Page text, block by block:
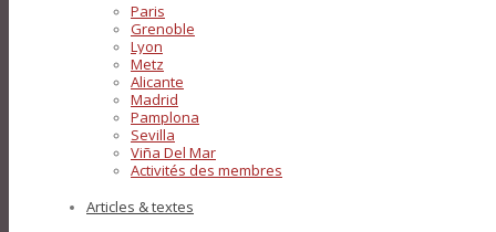
Paris
Grenoble
Lyon
Metz
Alicante
Madrid
Pamplona
Sevilla
Viña Del Mar
Activités des membres
Articles & textes